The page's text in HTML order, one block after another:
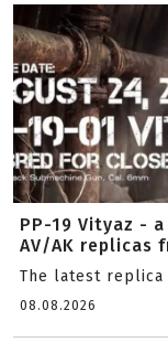
PP-19 Vityaz -
AV/AK replicas
The latest replica
08.08.2026